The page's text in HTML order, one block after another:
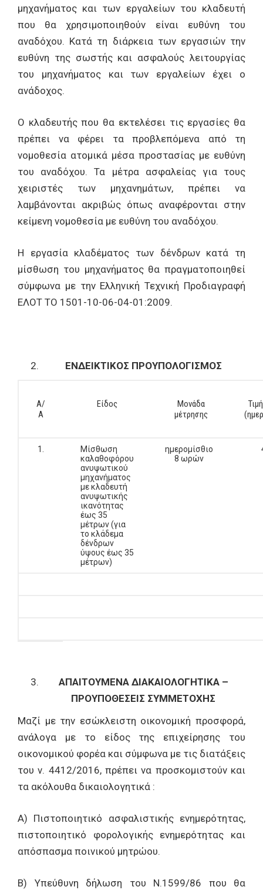
μηχανήματος και των εργαλείων του κλαδευτή
που θα χρησιμοποιηθούν είναι ευθύνη του
αναδόχου. Κατά τη διάρκεια των εργασιών την
ευθύνη της σωστής και ασφαλούς λειτουργίας
του μηχανήματος και των εργαλείων έχει ο
ανάδοχος.
Ο κλαδευτής που θα εκτελέσει τις εργασίες θα
πρέπει να φέρει τα προβλεπόμενα από τη
νομοθεσία ατομικά μέσα προστασίας με ευθύνη
του αναδόχου. Τα μέτρα ασφαλείας για τους
χειριστές των μηχανημάτων, πρέπει να
λαμβάνονται ακριβώς όπως αναφέρονται στην
κείμενη νομοθεσία με ευθύνη του αναδόχου.
Η εργασία κλαδέματος των δένδρων κατά τη
μίσθωση του μηχανήματος θα πραγματοποιηθεί
σύμφωνα με την Ελληνική Τεχνική Προδιαγραφή
ΕΛΟΤ ΤΟ 1501-10-06-04-01:2009.
ΕΝΔEIΚΤΙΚΟΣ ΠΡΟΥΠΟΛΟΓΙΣΜΟΣ
Α/
Α
Είδος
Μονάδα
μέτρησης
1.
Μίσθωση
καλαθοφόρου
ανυψωτικού
μηχανήματος
με κλαδευτή
ανυψωτικής
ικανότητας
έως 35
μέτρων (για
το κλάδεμα
δένδρων
ύψους έως 35
μέτρων)
ημερομίσθιο
8 ωρών
ΑΠΑΙΤΟΥΜΕΝΑ ΔΙΑΚΑΙΟΛΟΓΗΤΙΚΑ –
ΠΡΟΥΠΟΘΕΣΕΙΣ ΣΥΜΜΕΤΟΧΗΣ
Μαζί με την εσώκλειστη οικονομική προσφορά,
ανάλογα με το είδος της επιχείρησης του
οικονομικού φορέα και σύμφωνα με τις διατάξεις
του ν. 4412/2016, πρέπει να προσκομιστούν και
τα ακόλουθα δικαιολογητικά :
Α) Πιστοποιητικό ασφαλιστικής ενημερότητας,
πιστοποιητικό φορολογικής ενημερότητας και
απόσπασμα ποινικού μητρώου.
Β) Υπεύθυνη δήλωση του Ν.1599/86 που θα